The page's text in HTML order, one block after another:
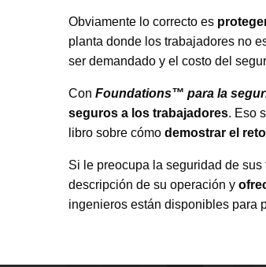
Obviamente lo correcto es
planta donde los trabajadores no
ser demandado y el costo del
Con Foundations™ para la
seguros a los trabajadores. Eso
libro sobre cómo demostrar el
Si le preocupa la seguridad de
descripción de su operación y
ingenieros están disponibles para